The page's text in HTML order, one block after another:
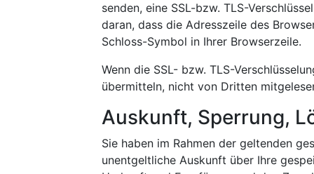
senden, eine SSL-bzw. TLS-
daran, dass die Adresszeile des
Schloss-Symbol in Ihrer Browserzeile.
Wenn die SSL- bzw. TLS-
übermitteln, nicht von Dritten
Auskunft, Sperrung,
Sie haben im Rahmen der geltenden
unentgeltliche Auskunft über Ihre